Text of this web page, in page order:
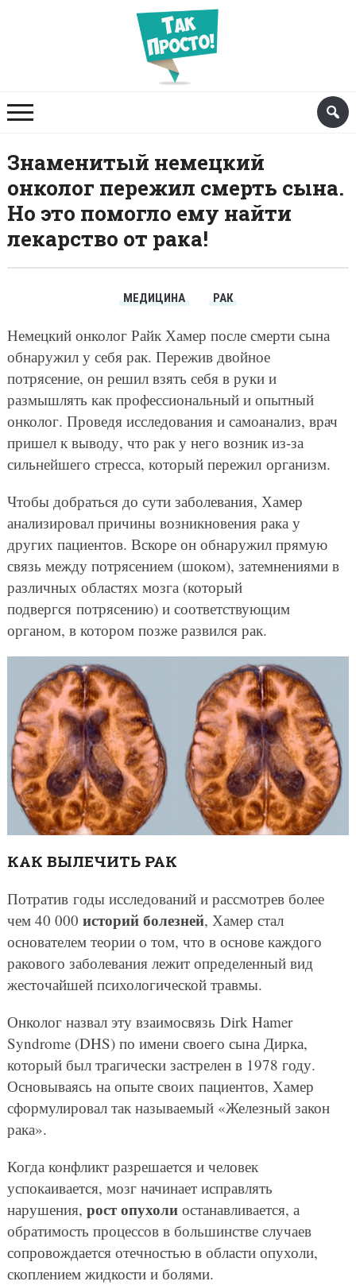
Знаменитый немецкий
онколог пережил смерть сына.
Но это помогло ему найти
лекарство от рака!
МЕДИЦИНА РАК
Немецкий онколог Райк Хамер после смерти сына
обнаружил у себя рак. Пережив двойное
потрясение, он решил взять себя в руки и
размышлять как профессиональный и опытный
онколог. Проведя исследования и самоанализ, врач
пришел к выводу, что рак у него возник из-за
сильнейшего стресса, который пережил организм.
Чтобы добраться до сути заболевания, Хамер
анализировал причины возникновения рака у
других пациентов. Вскоре он обнаружил прямую
связь между потрясением (шоком), затемнениями в
различных областях мозга (который
подвергся потрясению) и соответствующим
органом, в котором позже развился рак.
КАК ВЫЛЕЧИТЬ РАК
Потратив годы исследований и рассмотрев более
чем 40 000 историй болезней, Хамер стал
основателем теории о том, что в основе каждого
ракового заболевания лежит определенный вид
жесточайшей психологической травмы.
Онколог назвал эту взаимосвязь Dirk Hamer
Syndrome (DHS) по имени своего сына Дирка,
который был трагически застрелен в 1978 году.
Основываясь на опыте своих пациентов, Хамер
сформулировал так называемый «Железный закон
рака».
Когда конфликт разрешается и человек
успокаивается, мозг начинает исправлять
нарушения, рост опухолиостанавливается, а
обратимость процессов в большинстве случаев
сопровождается отечностью в области опухоли,
скоплением жидкости и болями.